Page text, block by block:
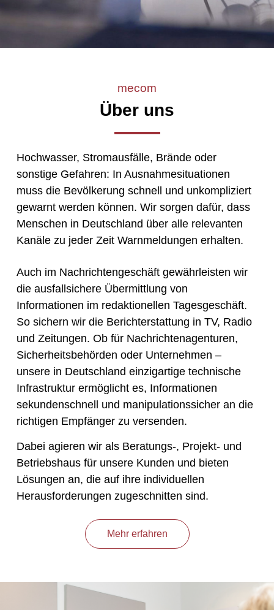
mecom
Über uns
Hochwasser, Stromausfälle, Brände oder
sonstige Gefahren: In Ausnahmesituationen
muss die Bevölkerung schnell und unkompliziert
gewarnt werden können. Wir sorgen dafür, dass
Menschen in Deutschland über alle relevanten
Kanäle zu jeder Zeit Warnmeldungen erhalten.
Auch im Nachrichtengeschäft gewährleisten wir
die ausfallsichere Übermittlung von
Informationen im redaktionellen Tagesgeschäft.
So sichern wir die Berichterstattung in TV, Radio
und Zeitungen. Ob für Nachrichtenagenturen,
Sicherheitsbehörden oder Unternehmen –
unsere in Deutschland einzigartige technische
Infrastruktur ermöglicht es, Informationen
sekundenschnell und manipulationssicher an die
richtigen Empfänger zu versenden.
Dabei agieren wir als Beratungs-, Projekt- und
Betriebshaus für unsere Kunden und bieten
Lösungen an, die auf ihre individuellen
Herausforderungen zugeschnitten sind.
Mehr erfahren